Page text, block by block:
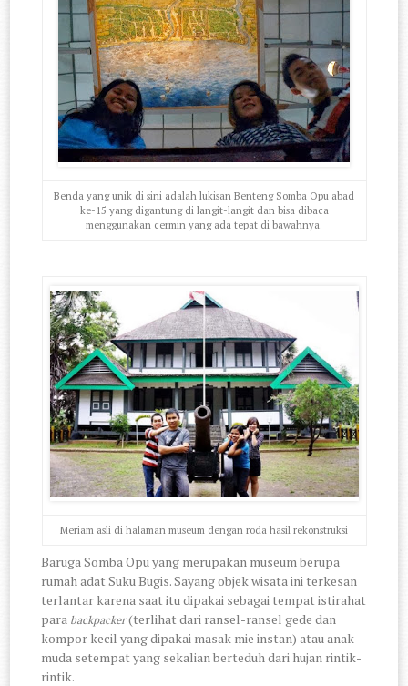
Benda yang unik di sini adalah lukisan Benteng Somba Opu abad
ke-15 yang digantung di langit-langit dan bisa dibaca
menggunakan cermin yang ada tepat di bawahnya.
Meriam asli di halaman museum dengan roda hasil rekonstruksi
Baruga Somba Opu yang merupakan museum berupa
rumah adat Suku Bugis. Sayang objek wisata ini terkesan
terlantar karena saat itu dipakai sebagai tempat istirahat
para backpacker(terlihat dari ransel-ransel gede dan
kompor kecil yang dipakai masak mie instan) atau anak
muda setempat yang sekalian berteduh dari hujan rintik-
rintik.